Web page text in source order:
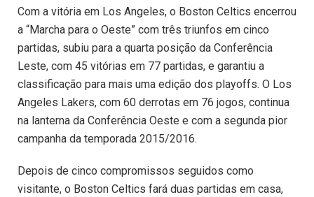
Com a vitória em Los Angeles, o Boston Celtics encerrou
a “Marcha para o Oeste” com três triunfos em cinco
partidas, subiu para a quarta posição da Conferência
Leste, com 45 vitórias em 77 partidas, e garantiu a
classificação para mais uma edição dos playoffs. O Los
Angeles Lakers, com 60 derrotas em 76 jogos, continua
na lanterna da Conferência Oeste e com a segunda pior
campanha da temporada 2015/2016.
Depois de cinco compromissos seguidos como
visitante, o Boston Celtics fará duas partidas em casa,